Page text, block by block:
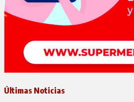
Últimas Noticias